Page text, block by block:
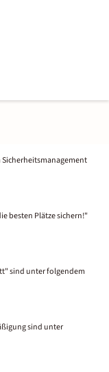
besten Plätze sichern!"
sind unter folgendem
sind unter